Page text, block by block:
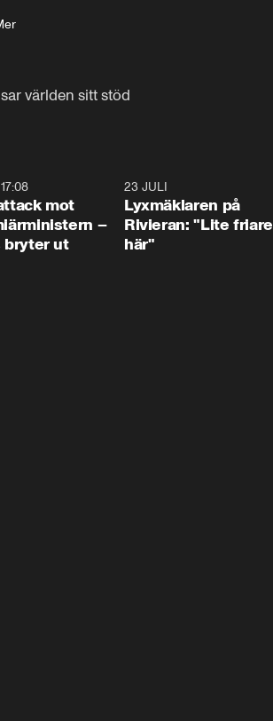
världen sitt stöd
mot
–
bryter ut
23 JULI
Lyxmäklaren på
Rivieran: "Lite friare
här"